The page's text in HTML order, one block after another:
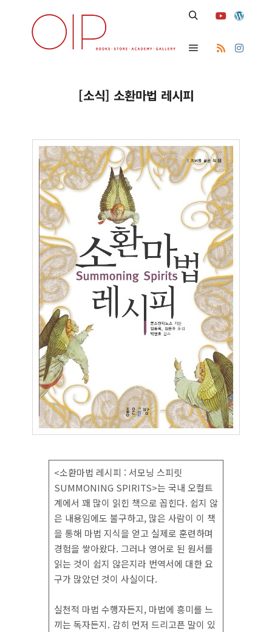
[소식] 소환마법 레시피
<소환마법 레시피 : 서모닝 스피릿
SUMMONING SPIRITS>는 국내 오컬트
계에서 꽤 많이 읽힌 책으로 꼽힌다. 쉽지 않
은 내용임에도 불구하고, 많은 사람이 이 책
을 통해 마법 지식을 얻고 실제로 훈련하며
경험을 쌓아왔다. 그러나 영어로 된 원서를
읽는 것이 쉽지 않은지라 번역서에 대한 요
구가 많았던 것이 사실이다.
실천적 마법 수행자든지, 마법에 흥미를 느
끼는 독자든지. 감히 먼저 드리고픈 말이 있